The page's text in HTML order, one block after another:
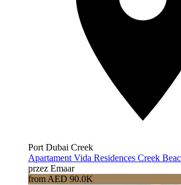
Port Dubai Creek
Apartament Vida Residences Creek
przez Emaar
from AED 90.0K